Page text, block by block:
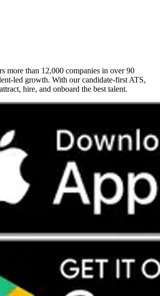
more than 12,000 companies in over 90
led growth. With our candidate-first ATS,
hire, and onboard the best talent.